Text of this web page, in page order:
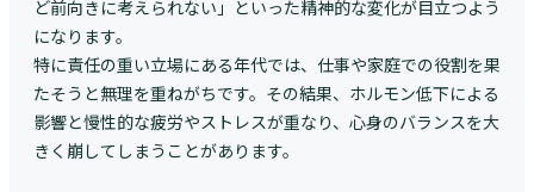
ど前向きに考えられない」といった精神的な変化が目立つよう
になります。
特に責任の重い立場にある年代では、仕事や家庭での役割を果
たそうと無理を重ねがちです。その結果、ホルモン低下による
影響と慢性的な疲労やストレスが重なり、心身のバランスを大
きく崩してしまうことがあります。